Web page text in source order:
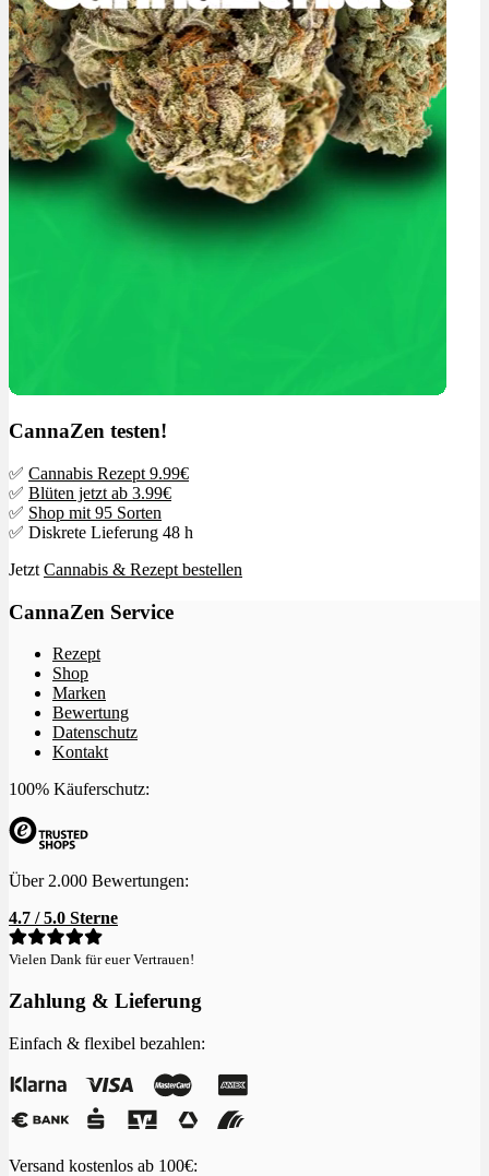
CannaZen testen!
✅ Cannabis Rezept 9.99€
✅ Blüten jetzt ab 3.99€
✅ Shop mit 95 Sorten
✅ Diskrete Lieferung 48 h
Jetzt Cannabis & Rezept bestellen
CannaZen Service
Rezept
Shop
Marken
Bewertung
Datenschutz
Kontakt
100% Käuferschutz:
Über 2.000 Bewertungen:
4.7 / 5.0 Sterne
Vielen Dank für euer Vertrauen!
Zahlung & Lieferung
Einfach & flexibel bezahlen:
Versand kostenlos ab 100€: